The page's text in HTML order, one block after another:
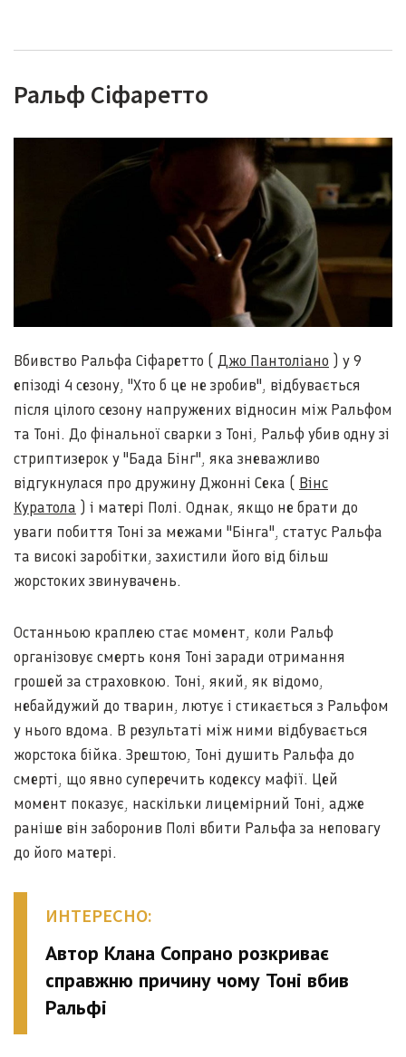
Ральф Сіфаретто
Вбивство Ральфа Сіфаретто ( Джо Пантоліано ) у 9
епізоді 4 сезону, "Хто б це не зробив", відбувається
після цілого сезону напружених відносин між Ральфом
та Тоні. До фінальної сварки з Тоні, Ральф убив одну зі
стриптизерок у "Бада Бінг", яка зневажливо
відгукнулася про дружину Джонні Сека ( Вінс
Куратола ) і матері Полі. Однак, якщо не брати до
уваги побиття Тоні за межами "Бінга", статус Ральфа
та високі заробітки, захистили його від більш
жорстоких звинувачень.
Останньою краплею стає момент, коли Ральф
організовує смерть коня Тоні заради отримання
грошей за страховкою. Тоні, який, як відомо,
небайдужий до тварин, лютує і стикається з Ральфом
у нього вдома. В результаті між ними відбувається
жорстока бійка. Зрештою, Тоні душить Ральфа до
смерті, що явно суперечить кодексу мафії. Цей
момент показує, наскільки лицемірний Тоні, адже
раніше він заборонив Полі вбити Ральфа за неповагу
до його матері.
ИНТЕРЕСНО:
Автор Клана Сопрано розкриває
справжню причину чому Тоні вбив
Ральфі